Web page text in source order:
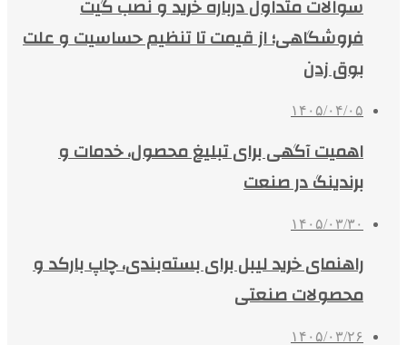
سوالات متداول درباره خرید و نصب گیت
فروشگاهی؛ از قیمت تا تنظیم حساسیت و علت
بوق زدن
۱۴۰۵/۰۴/۰۵
اهمیت آگهی برای تبلیغ محصول، خدمات و
برندینگ در صنعت
۱۴۰۵/۰۳/۳۰
راهنمای خرید لیبل برای بسته‌بندی، چاپ بارکد و
محصولات صنعتی
۱۴۰۵/۰۳/۲۶